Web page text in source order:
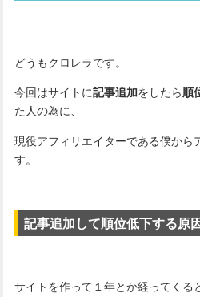
どうもクロレラです。
今回はサイトに記事追加をしたら順
た人の為に、
現役アフィリエイターである僕から
す。
記事追加して順位低下する原
サイトを作って１年とか経ってくる